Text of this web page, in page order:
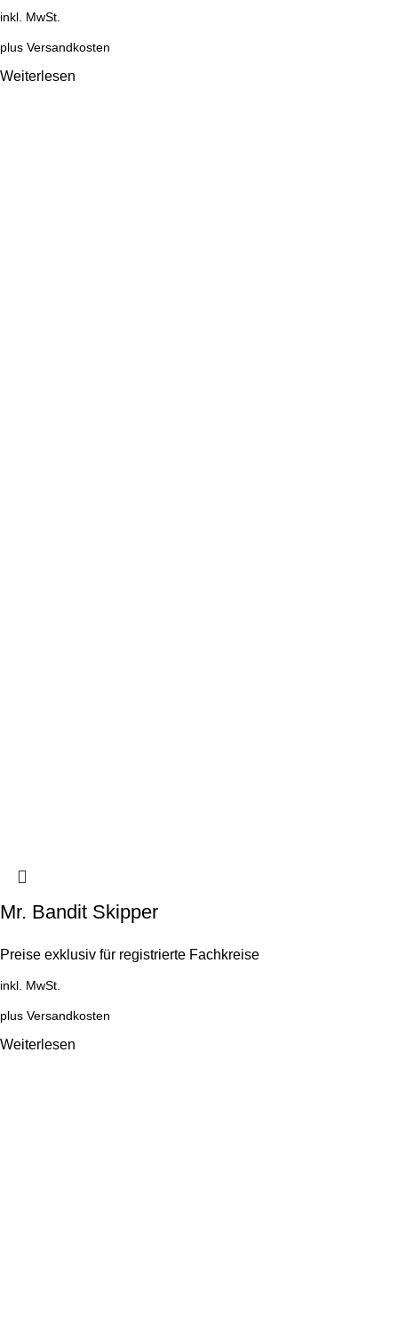
inkl. MwSt.
plus Versandkosten
Weiterlesen
Mr. Bandit Skipper
Preise exklusiv für registrierte Fachkreise
inkl. MwSt.
plus Versandkosten
Weiterlesen